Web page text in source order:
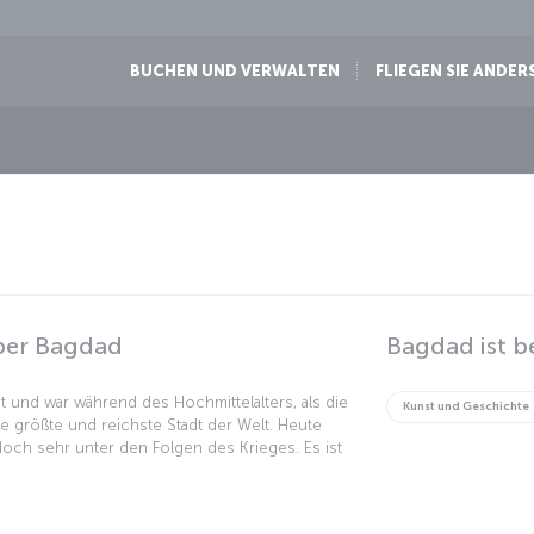
BUCHEN UND VERWALTEN FLIEGEN SIE
Bagdad
und war während des Hochmittelalters, als die
größte und reichste Stadt der Welt. Heute
sehr unter den Folgen des Krieges. Es ist
Bagdad ist
Kunst und Geschichte